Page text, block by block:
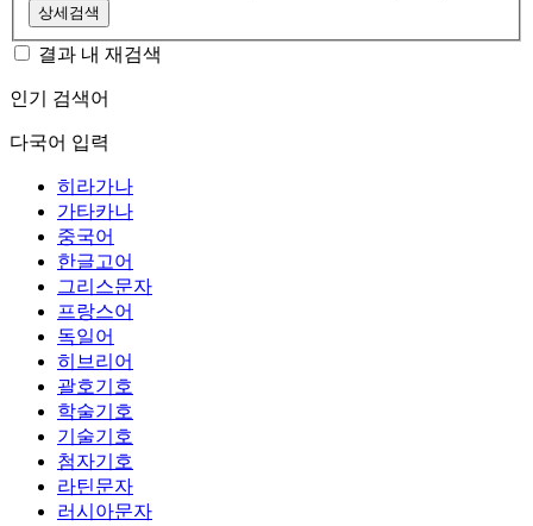
상세검색
결과 내 재검색
인기 검색어
다국어 입력
히라가나
가타카나
중국어
한글고어
그리스문자
프랑스어
독일어
히브리어
괄호기호
학술기호
기술기호
첨자기호
라틴문자
러시아문자